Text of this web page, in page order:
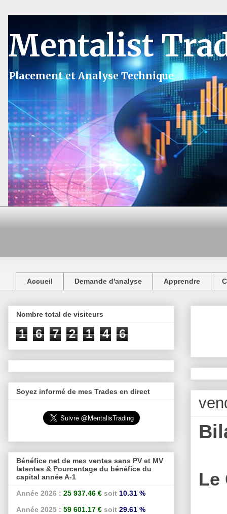
Mentalist
Placement et Analyse Technique
Accueil Demande d'analyse Apprendre
Le
Nombre total de visiteurs
1 6 7 2 1 4 6
Soyez informé de mes Trades en direct
Bénéfice net de mes ventes sans PV et MV
latentes & Pourcentage du bénéfice du
capital année A-1
Année 2026 : 25 937.46 € soit 10.31 %
Année 2025 : 59 601.17 € soit 29.61 %